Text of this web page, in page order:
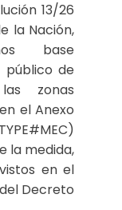
13/26
la Nación,
base
público de
zonas
el Anexo
la medida,
en el
Decreto